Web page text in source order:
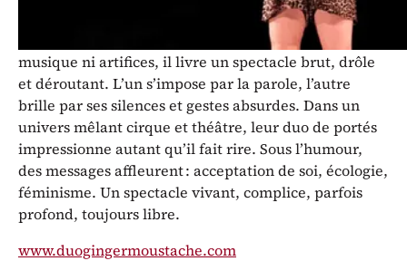
, le duo GingerMoustache bouscule
les codes et explore les limites du dicible. Sans
musique ni artifices, il livre un spectacle brut, drôle
et déroutant. L’un s’impose par la parole, l’autre
brille par ses silences et gestes absurdes. Dans un
univers mêlant cirque et théâtre, leur duo de portés
impressionne autant qu’il fait rire. Sous l’humour,
des messages affleurent : acceptation de soi, écologie,
féminisme. Un spectacle vivant, complice, parfois
profond, toujours libre.
www.duogingermoustache.com